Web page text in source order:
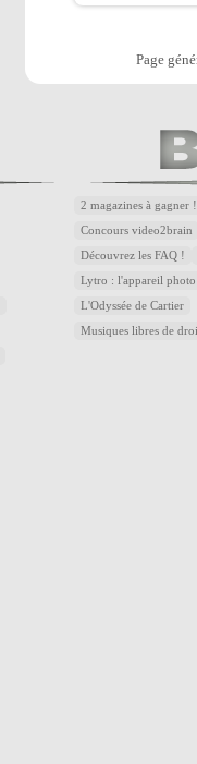
Page
2 magazines à gagner !
Concours video2brain
Découvrez les FAQ !
Lytro : l'appareil
L'Odyssée de Cartier
Musiques libres de